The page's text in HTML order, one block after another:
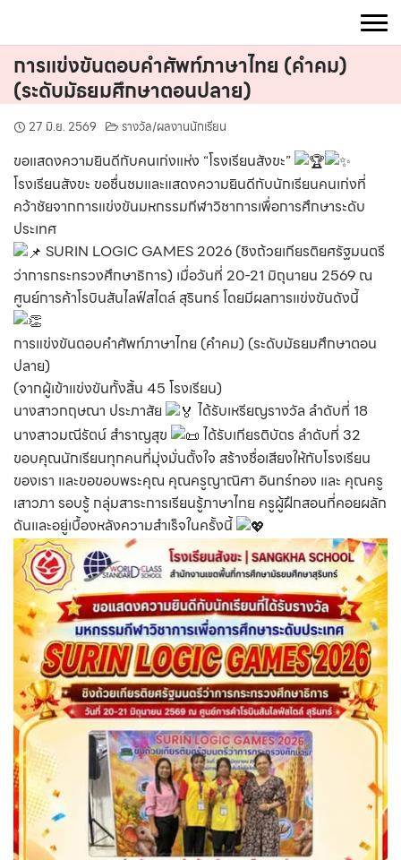
content
การแข่งขันตอบคำศัพท์ภาษาไทย (คำคม)
(ระดับมัธยมศึกษาตอนปลาย)
27 มิ.ย. 2569 รางวัล/ผลงานนักเรียน
ขอแสดงความยินดีกับคนเก่งแห่ง “โรงเรียนสังขะ”
โรงเรียนสังขะ ขอชื่นชมและแสดงความยินดีกับนักเรียนคนเก่งที่
คว้าชัยจากการแข่งขันมหกรรมกีฬาวิชาการเพื่อการศึกษาระดับ
ประเทศ
SURIN LOGIC GAMES 2026 (ชิงถ้วยเกียรติยศรัฐมนตรี
ว่าการกระทรวงศึกษาธิการ) เมื่อวันที่ 20-21 มิถุนายน 2569 ณ
ศูนย์การค้าโรบินสันไลฟ์สไตล์ สุรินทร์ โดยมีผลการแข่งขันดังนี้
การแข่งขันตอบคำศัพท์ภาษาไทย (คำคม) (ระดับมัธยมศึกษาตอน
ปลาย)
(จากผู้เข้าแข่งขันทั้งสิ้น 45 โรงเรียน)
นางสาวกฤษณา ประภาสัย
ได้รับเหรียญรางวัล ลำดับที่ 18
นางสาวมณีรัตน์ สำราญสุข
ได้รับเกียรติบัตร ลำดับที่ 32
ขอบคุณนักเรียนทุกคนที่มุ่งมั่นตั้งใจ สร้างชื่อเสียงให้กับโรงเรียน
ของเรา และขอขอบพระคุณ คุณครูญาณิศา อินทร์ทอง และ คุณครู
เสาวภา รอบรู้ กลุ่มสาระการเรียนรู้ภาษาไทย ครูผู้ฝึกสอนที่คอยผลัก
ดันและอยู่เบื้องหลังความสำเร็จในครั้งนี้